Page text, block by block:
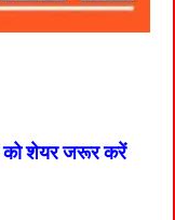
को शेयर जरूर करें